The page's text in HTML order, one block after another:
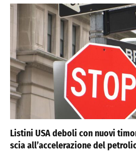
Listini USA deboli con nuovi
scia all’accelerazione del